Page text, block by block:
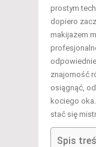
prostym
dopiero
makijażem
znajomość
osiągnąć,
kociego
stać się
Spis